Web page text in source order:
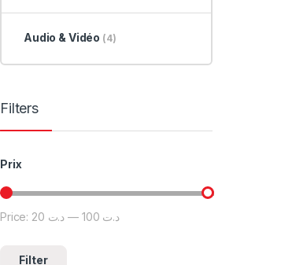
Audio & Vidéo (4)
Filters
Prix
Filter
Price: د.ت 20 — د.ت 100